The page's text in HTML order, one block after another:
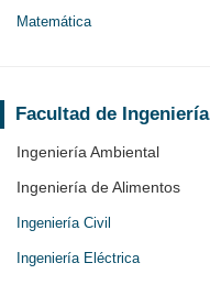
Matemática
Facultad de Ingeniería
Ingeniería Ambiental
Ingeniería de Alimentos
Ingeniería Civil
Ingeniería Eléctrica